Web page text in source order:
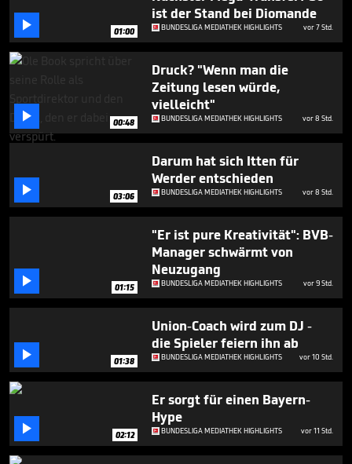
seconds
 01:00
ist der Stand bei Diomande
BUNDESLIGA MEDIATHEK HIGHLIGHTS vor 7 Std.
 00:48
Druck? "Wenn man die
Zeitung lesen würde,
vielleicht"
BUNDESLIGA MEDIATHEK HIGHLIGHTS vor 8 Std.
 03:06
Darum hat sich Itten für
Werder entschieden
BUNDESLIGA MEDIATHEK HIGHLIGHTS vor 8 Std.
 01:15
"Er ist pure Kreativität": BVB-
Manager schwärmt von
Neuzugang
BUNDESLIGA MEDIATHEK HIGHLIGHTS vor 9 Std.
 01:38
Union-Coach wird zum DJ -
die Spieler feiern ihn ab
BUNDESLIGA MEDIATHEK HIGHLIGHTS vor 10 Std.
 02:12
Er sorgt für einen Bayern-
Hype
BUNDESLIGA MEDIATHEK HIGHLIGHTS vor 11 Std.